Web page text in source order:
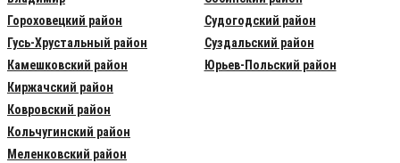
Гороховецкий район
Гусь-Хрустальный район
Камешковский район
Киржачский район
Ковровский район
Кольчугинский район
Меленковский район
Судогодский район
Суздальский район
Юрьев-Польский район